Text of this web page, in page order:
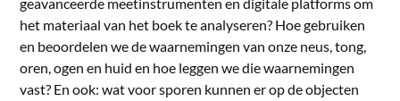
het materiaal van het boek te analyseren? Hoe gebruiken
en beoordelen we de waarnemingen van onze neus, tong,
oren, ogen en huid en hoe leggen we die waarnemingen
vast? En ook: wat voor sporen kunnen er op de objecten